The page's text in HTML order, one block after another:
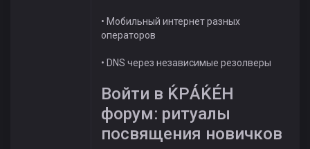
• Мобильный интернет разных
операторов
• DNS через независимые резолверы
Войти в ЌРÁЌÉH
форум: ритуалы
посвящения новичков